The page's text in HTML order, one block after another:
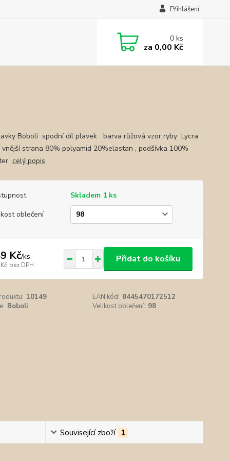
Přihlášení
0ks
za 0,00 Kč
Boboli spodní díl plavek barva růžová vzor ryby Lycra
vnější strana 80% polyamid 20%elastan , podšívka 100%
celý popis
Skladem 1 ks
oblečení
Kč/ks
bez DPH
Přidat do košíku
10149 EAN kód: 8445470172512
Boboli Velikost oblečení: 98
Související zboží 1